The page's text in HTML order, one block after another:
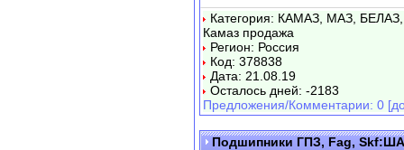
Категория: КАМАЗ, МАЗ,
Камаз продажа
Регион: Россия
Код: 378838
Дата: 21.08.19
Осталось дней: -2183
Предложения/Комментарии: 0
Подшипники ГПЗ, Fag,